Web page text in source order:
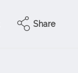
Share